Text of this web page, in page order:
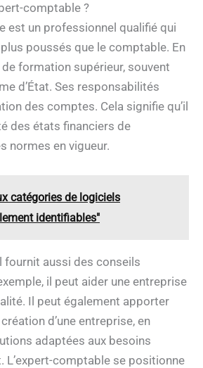
comptable ?
est un professionnel qualifié qui
poussés que le comptable. En
formation supérieur, souvent
d’État. Ses responsabilités
des comptes. Cela signifie qu’il
des états financiers de
normes en vigueur.
catégories de logiciels
identifiables"
fournit aussi des conseils
il peut aider une entreprise
Il peut également apporter
d’une entreprise, en
adaptées aux besoins
L’expert-comptable se positionne